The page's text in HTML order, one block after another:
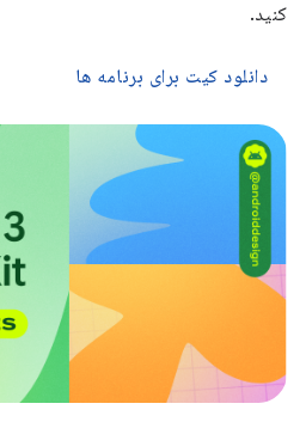
کنید.
دانلود کیت برای برنامه ها